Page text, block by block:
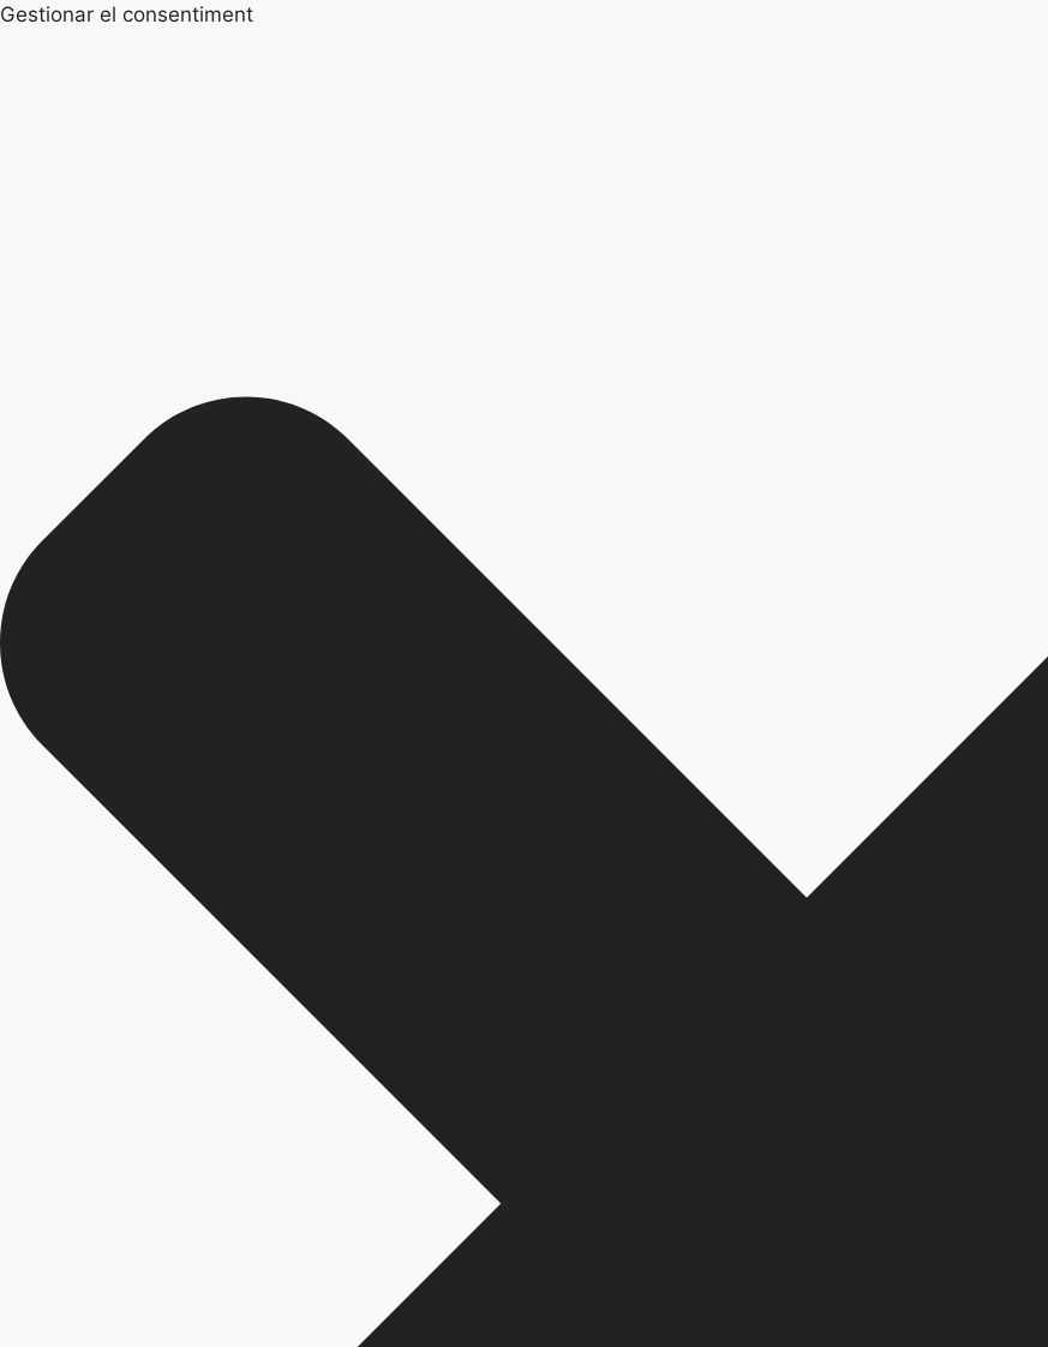
Gestionar el consentiment